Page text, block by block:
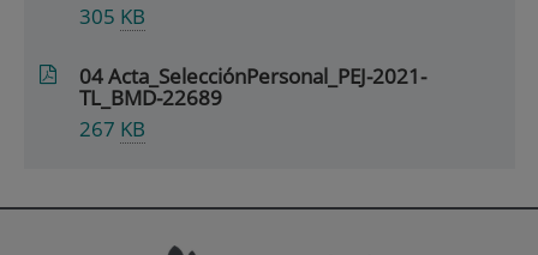
305 KB
04 Acta_SelecciónPersonal_PEJ-2021-
TL_BMD-22689
267 KB